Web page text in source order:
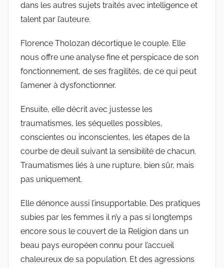
dans les autres sujets traités avec intelligence et
talent par l’auteure.
Florence Tholozan décortique le couple. Elle
nous offre une analyse fine et perspicace de son
fonctionnement, de ses fragilités, de ce qui peut
l’amener à dysfonctionner.
Ensuite, elle décrit avec justesse les
traumatismes, les séquelles possibles,
conscientes ou inconscientes, les étapes de la
courbe de deuil suivant la sensibilité de chacun.
Traumatismes liés à une rupture, bien sûr, mais
pas uniquement.
Elle dénonce aussi l’insupportable. Des pratiques
subies par les femmes il n’y a pas si longtemps
encore sous le couvert de la Religion dans un
beau pays européen connu pour l’accueil
chaleureux de sa population. Et des agressions